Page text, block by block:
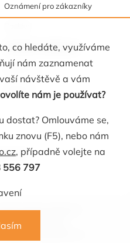
co hledáte, využíváme
nám zaznamenat
návštěvě a vám
nám je používat?
dostat? Omlouváme se,
znovu (F5), nebo nám
, případně volejte na
556 797
Oznámení pro zákazníky
Osobní kabinet
Registrace
Oblíbené
705
práva vyhrazena.